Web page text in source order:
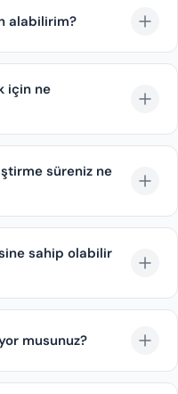
alabilirim?
tüm Otobüs API
için ne
geçebilir, Demo
süreniz ne
ve Test Etme
geliştirme sürecimiz iki
sonuçlanmaktadır.
sahip olabilir
belirleyerek
olmanız için tasarım
musunuz?
gibi kaynak kodu satın